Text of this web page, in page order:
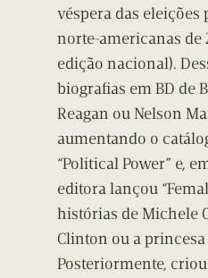
véspera das eleições
norte-americanas de
edição nacional).
biografias em BD de
Reagan ou Nelson
aumentando o
“Political Power” e,
editora lançou
histórias de Michele
Clinton ou a princesa
Posteriormente, criou